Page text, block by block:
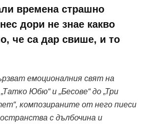
времена страшно
дори не знае какво
че са дар свише, и то
емоционалния свят на
Юбю“ и „Бесове“ до „Три
композираните от него пиеси
с дълбочина и